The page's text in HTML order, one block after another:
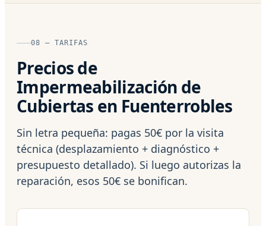
08 — TARIFAS
Precios de
Impermeabilización de
Cubiertas en Fuenterrobles
Sin letra pequeña: pagas 50€ por la visita
técnica (desplazamiento + diagnóstico +
presupuesto detallado). Si luego autorizas la
reparación, esos 50€ se bonifican.